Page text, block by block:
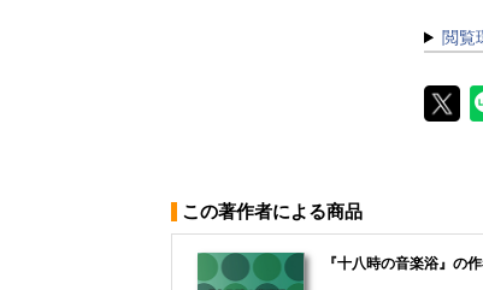
閲覧
この著作者による商品
『十八時の音楽浴』の